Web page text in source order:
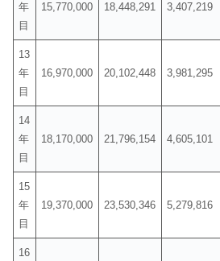
年
目
15,770,000 18,448,291 3,407,219
13
年
目
16,970,000 20,102,448 3,981,295
14
年
目
18,170,000 21,796,154 4,605,101
15
年
目
19,370,000 23,530,346 5,279,816
16